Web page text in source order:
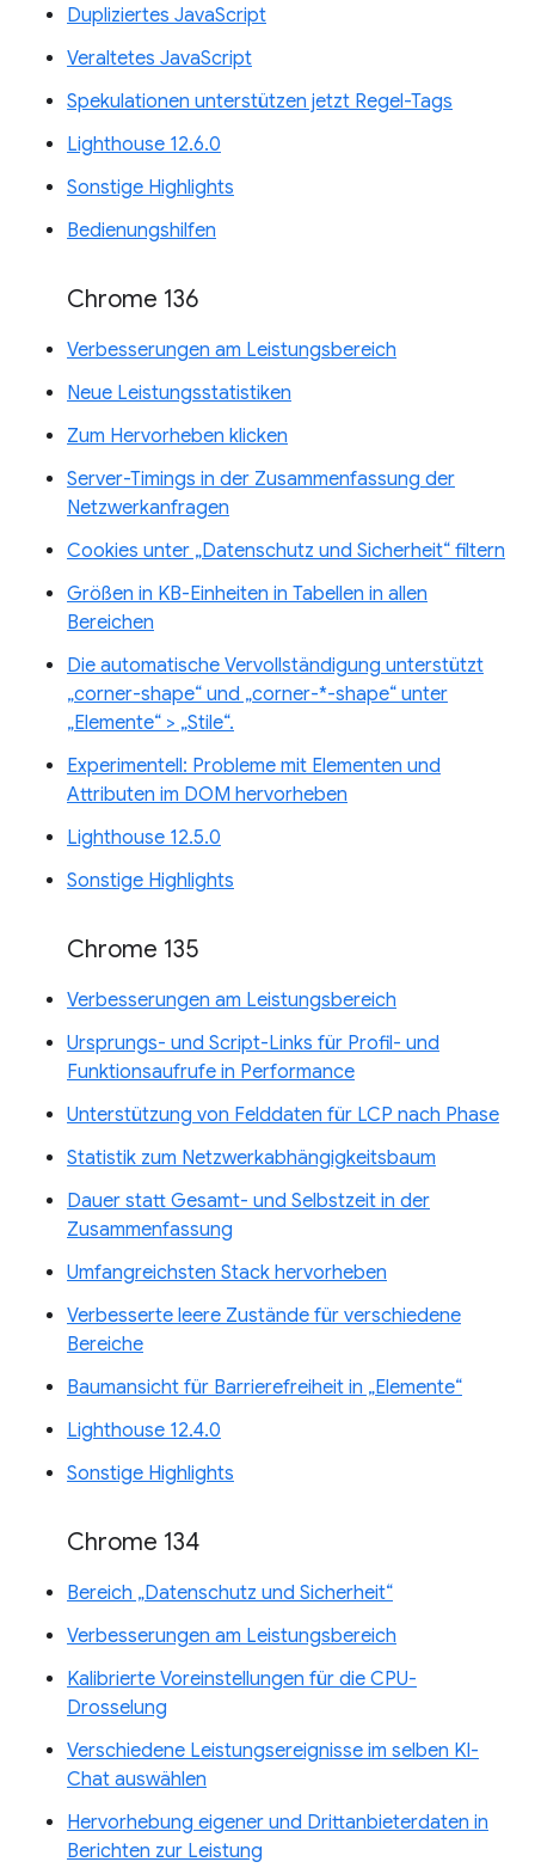
Dupliziertes JavaScript
Veraltetes JavaScript
Spekulationen unterstützen jetzt Regel-Tags
Lighthouse 12.6.0
Sonstige Highlights
Bedienungshilfen
Chrome 136
Verbesserungen am Leistungsbereich
Neue Leistungsstatistiken
Zum Hervorheben klicken
Server-Timings in der Zusammenfassung der
Netzwerkanfragen
Cookies unter „Datenschutz und Sicherheit“ filtern
Größen in KB-Einheiten in Tabellen in allen
Bereichen
Die automatische Vervollständigung unterstützt
„corner-shape“ und „corner-*-shape“ unter
„Elemente“ > „Stile“.
Experimentell: Probleme mit Elementen und
Attributen im DOM hervorheben
Lighthouse 12.5.0
Sonstige Highlights
Chrome 135
Verbesserungen am Leistungsbereich
Ursprungs- und Script-Links für Profil- und
Funktionsaufrufe in Performance
Unterstützung von Felddaten für LCP nach Phase
Statistik zum Netzwerkabhängigkeitsbaum
Dauer statt Gesamt- und Selbstzeit in der
Zusammenfassung
Umfangreichsten Stack hervorheben
Verbesserte leere Zustände für verschiedene
Bereiche
Baumansicht für Barrierefreiheit in „Elemente“
Lighthouse 12.4.0
Sonstige Highlights
Chrome 134
Bereich „Datenschutz und Sicherheit“
Verbesserungen am Leistungsbereich
Kalibrierte Voreinstellungen für die CPU-
Drosselung
Verschiedene Leistungsereignisse im selben KI-
Chat auswählen
Hervorhebung eigener und Drittanbieterdaten in
Berichten zur Leistung